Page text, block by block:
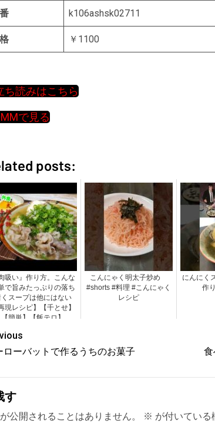
k106ashsk02711
￥1100
ち読みはこちら
で見る
posts:
吸い』作り方。こんな
で旨みたっぷりの落ち
スープは他にはない
現レシピ】【千とせ】
【簡単】【飯テロ】
こんにゃく明太子炒め
#shorts #料理 #こんにゃく
レシピ
にんにく
作
ローバットで作るうちのお菓子
す
公開されることはありません。 ※ が付いている